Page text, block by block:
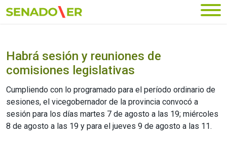
Ir al menú principal
Habrá sesión y reuniones de
comisiones legislativas
Cumpliendo con lo programado para el período ordinario de
sesiones, el vicegobernador de la provincia convocó a
sesión para los días martes 7 de agosto a las 19; miércoles
8 de agosto a las 19 y para el jueves 9 de agosto a las 11.